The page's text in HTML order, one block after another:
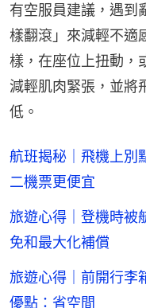
有空服員建議，遇到
樣翻滾」來減輕不適
樣，在座位上扭動，
減輕肌肉緊張，並將
低。
航班揭秘｜飛機上
二機票更便宜
旅遊心得｜登機時
免和最大化補償
旅遊心得｜前開行李
優點：省空間